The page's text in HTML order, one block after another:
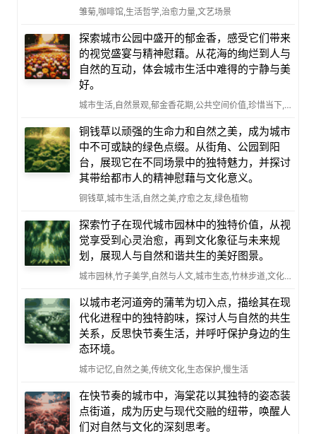
雏菊,咖啡馆,生活哲学,治愈力量,文艺场景
探索城市公园中盛开的郁金香，感受它们带来
的视觉盛宴与精神慰藉。从花海的绚烂到人与
自然的互动，体会城市生活中难得的宁静与美
好。
城市生活,自然景观,郁金香花期,公共空间价值,珍惜当下,人文关怀
铜钱草以顽强的生命力和自然之美，成为城市
中不可或缺的绿色点缀。从街角、公园到阳
台，展现它在不同场景中的独特魅力，并探讨
其带给都市人的精神慰藉与文化意义。
铜钱草,城市生活,自然之美,疗愈之友,绿色植物
探索竹子在现代城市园林中的独特价值，从视
觉享受到心灵治愈，再到文化象征与未来规
划，展现人与自然和谐共生的美好图景。
城市园林,竹子美学,自然与人文,城市生态,竹林步道,文化象征,未来城市规划
以城市老河道旁的蒲苇为切入点，描绘其在现
代化进程中的独特韵味，探讨人与自然的共生
关系，反思快节奏生活，并呼吁保护身边的生
态环境。
城市记忆,自然之美,传统文化,生态保护,慢生活
在快节奏的城市中，海棠花以其独特的姿态装
点街道，成为历史与现代交融的纽带，唤醒人
们对自然与文化的深刻思考。